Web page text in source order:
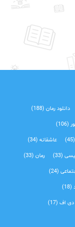
دانلود رمان (188)
(106)
(45) عاشقانه (34)
(33) رمان (33)
(24)
(18)
دی اف (17)